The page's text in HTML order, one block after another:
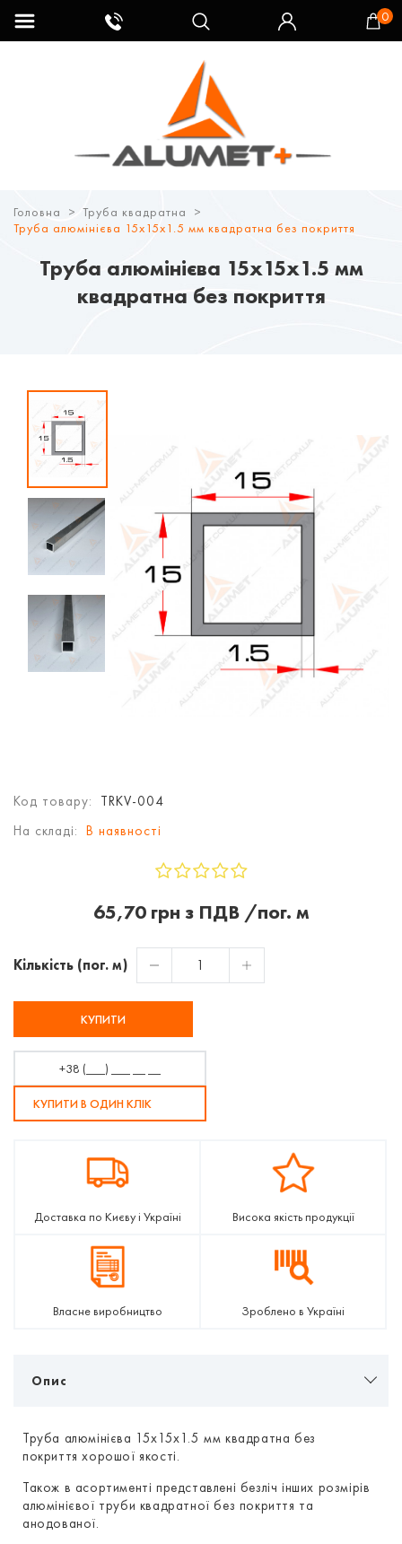
0
Головна
Труба квадратна
Труба алюмінієва 15х15х1.5 мм квадратна без покриття
Труба алюмінієва 15х15х1.5 мм
квадратна без покриття
Код товару: TRKV-004
На складі: В наявності
65,70 грн з ПДВ /пог. м
Кількість (пог. м)
КУПИТИ
КУПИТИ В ОДИН КЛІК
Доставка по Києву і Україні Висока якість продукції
Власне виробництво Зроблено в Україні
Опис
Труба алюмінієва 15х15х1.5 мм квадратна без
покриття хорошої якості.
Також в асортименті представлені безліч інших розмірів
алюмінієвої труби квадратної без покриття та
анодованої.